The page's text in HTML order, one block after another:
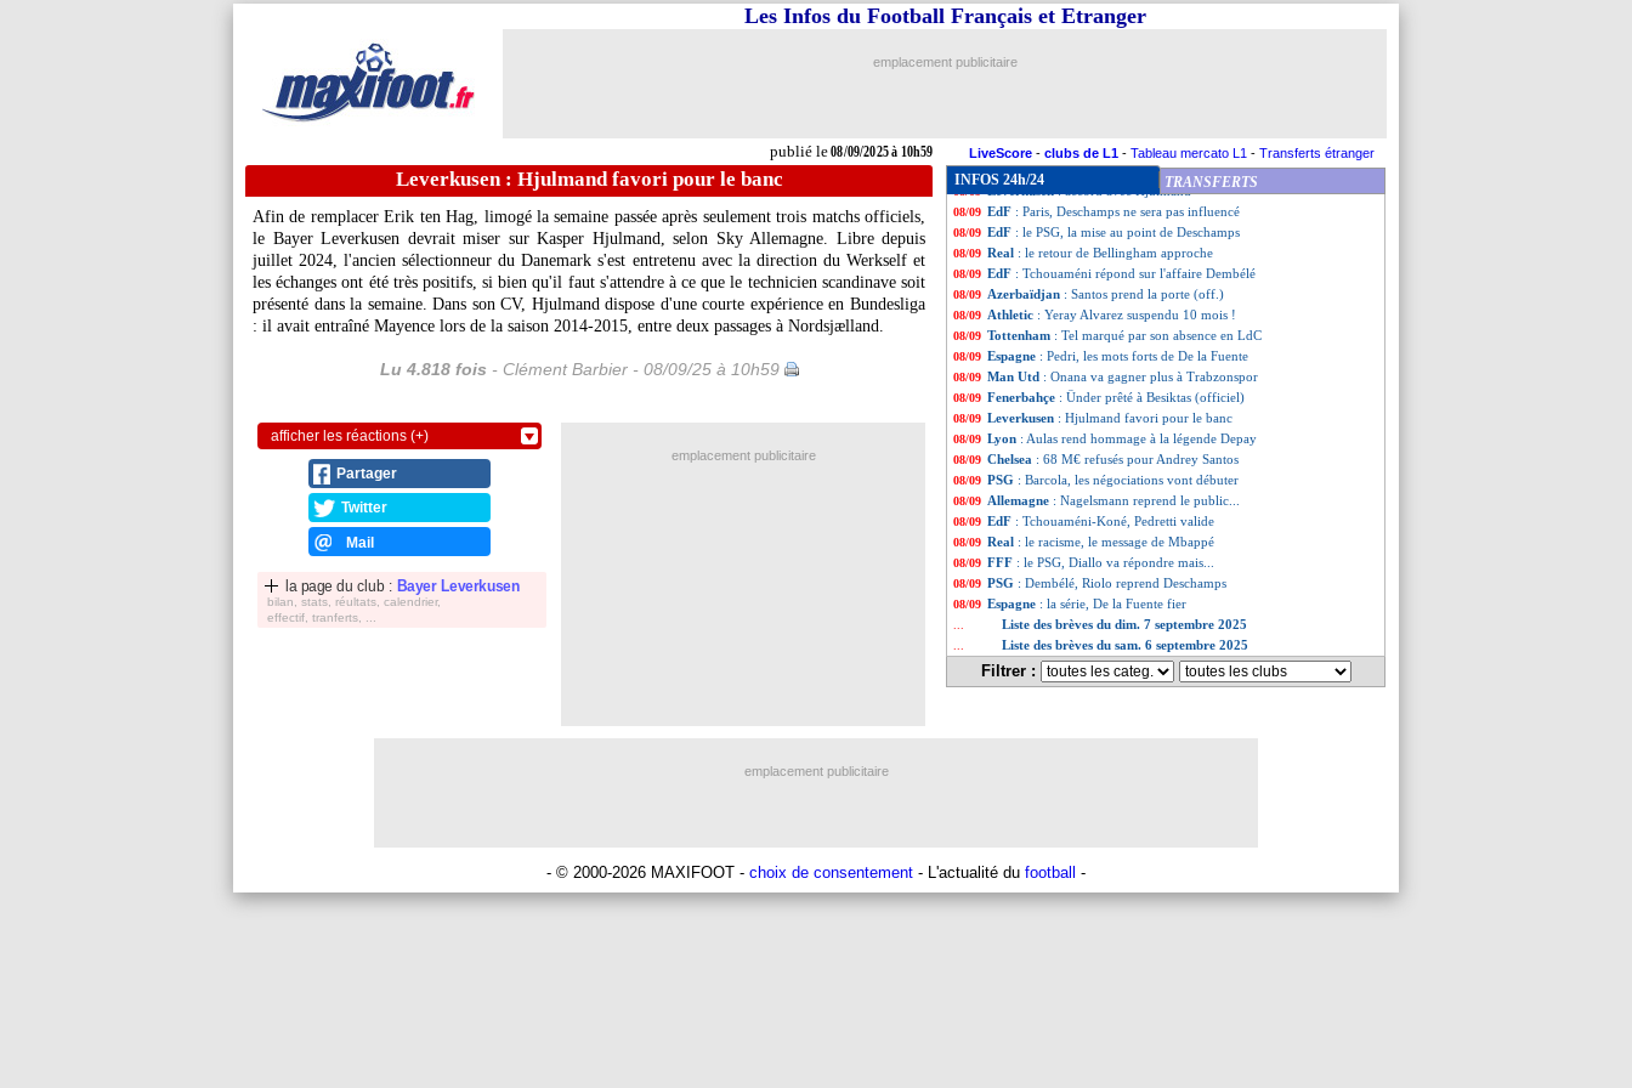
publié le08/09/2025 à 10h59
Les Infos du Football Français et Etranger
emplacement publicitaire
LiveScore - clubs de L1 - Tableau mercato L1 - Transferts étranger
Leverkusen : Hjulmand favori pour le banc
Afin de remplacer Erik ten Hag, limogé la semaine passée après seulement trois matchs officiels,
le Bayer Leverkusen devrait miser sur Kasper Hjulmand, selon Sky Allemagne. Libre depuis
juillet 2024, l'ancien sélectionneur du Danemark s'est entretenu avec la direction du Werkself et
les échanges ont été très positifs, si bien qu'il faut s'attendre à ce que le technicien scandinave soit
présenté dans la semaine. Dans son CV, Hjulmand dispose d'une courte expérience en Bundesliga
: il avait entraîné Mayence lors de la saison 2014-2015, entre deux passages à Nordsjælland.
Lu 4.818 fois - Clément Barbier - 08/09/25 à 10h59
afficher les réactions (+)
Partager
Twitter
Mail
la page du club : Bayer Leverkusen
bilan, stats, réultats, calendrier,
effectif, tranferts, ...
INFOS 24h/24 TRANSFERTS
08/09 Real: Alonso, Tchouaméni se sent à son avantage
08/09 EdF: son système, Deschamps a des certitudes
08/09 Leverkusen
08/09 EdF: Marcus Thuram, Deschamps a confiance
08/09 Real: un nouveau Mbappé pour Tchouaméni
: accord avec Hjulmand
08/09 EdF : Paris, Deschamps ne sera pas influencé
08/09 EdF : le PSG, la mise au point de Deschamps
08/09 Real : le retour de Bellingham approche
08/09 EdF : Tchouaméni répond sur l'affaire Dembélé
08/09 Azerbaïdjan : Santos prend la porte (off.)
08/09 Athletic : Yeray Alvarez suspendu 10 mois !
08/09 Tottenham : Tel marqué par son absence en LdC
08/09 Espagne : Pedri, les mots forts de De la Fuente
08/09 Man Utd : Onana va gagner plus à Trabzonspor
08/09 Fenerbahçe : Ünder prêté à Besiktas (officiel)
08/09 Leverkusen : Hjulmand favori pour le banc
08/09 Lyon : Aulas rend hommage à la légende Depay
08/09 Chelsea : 68 M€ refusés pour Andrey Santos
08/09 PSG : Barcola, les négociations vont débuter
08/09 Allemagne : Nagelsmann reprend le public...
08/09 EdF : Tchouaméni-Koné, Pedretti valide
08/09 Real : le racisme, le message de Mbappé
08/09 FFF : le PSG, Diallo va répondre mais...
08/09 PSG : Dembélé, Riolo reprend Deschamps
08/09 Espagne : la série, De la Fuente fier
Liste des brèves du dim. 7 septembre 2025
Liste des brèves du sam. 6 septembre 2025
Filtrer :
emplacement publicitaire
emplacement publicitaire
- © 2000-2026 MAXIFOOT - choix de consentement - L'actualité du football -